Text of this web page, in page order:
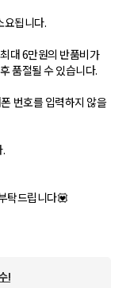
요됩니다.
대 6만원의 반품비가
품절될 수 있습니다.
번호를 입력하지 않을
.
탁드립니다💟
!